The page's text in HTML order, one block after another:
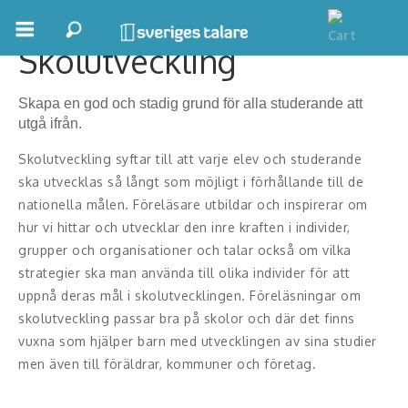
Boka ett möte
Samhällsnytta
Inspiration
Inspirerande Föreläsare
Personlig utveckling, målsättning
Life Stories & Trivsel
Keynote
Moderator, konferencier
Skolutveckling
Skapa en god och stadig grund för alla studerande att
utgå ifrån.
Skolutveckling syftar till att varje elev och studerande
ska utvecklas så långt som möjligt i förhållande till de
nationella målen. Föreläsare utbildar och inspirerar om
hur vi hittar och utvecklar den inre kraften i individer,
grupper och organisationer och talar också om vilka
strategier ska man använda till olika individer för att
uppnå deras mål i skolutvecklingen. Föreläsningar om
skolutveckling passar bra på skolor och där det finns
vuxna som hjälper barn med utvecklingen av sina studier
men även till föräldrar, kommuner och företag.